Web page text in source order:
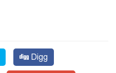
Digg